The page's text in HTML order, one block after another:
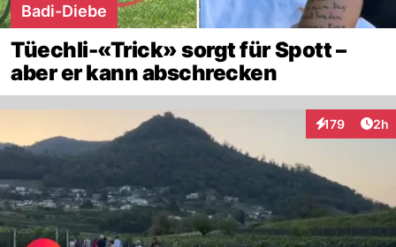
Badi-Diebe
Tüechli-«Trick» sorgt für Spott –
aber er kann abschrecken
179
Interaktionen
2h